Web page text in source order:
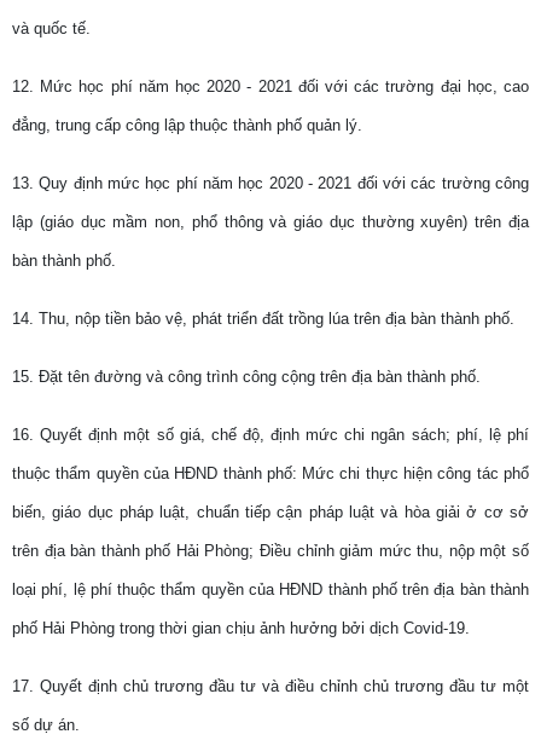
và quốc tế.
12. Mức học phí năm học 2020 - 2021 đối với các trường đại học, cao
đẳng, trung cấp công lập thuộc thành phố quản lý.
13. Quy định mức học phí năm học 2020 - 2021 đối với các trường công
lập (giáo dục mầm non, phổ thông và giáo dục thường xuyên) trên địa
bàn thành phố.
14. Thu, nộp tiền bảo vệ, phát triển đất trồng lúa trên địa bàn thành phố.
15. Đặt tên đường và công trình công cộng trên địa bàn thành phố.
16. Quyết định một số giá, chế độ, định mức chi ngân sách; phí, lệ phí
thuộc thẩm quyền của HĐND thành phố: Mức chi thực hiện công tác phổ
biến, giáo dục pháp luật, chuẩn tiếp cận pháp luật và hòa giải ở cơ sở
trên địa bàn thành phố Hải Phòng; Điều chỉnh giảm mức thu, nộp một số
loại phí, lệ phí thuộc thẩm quyền của HĐND thành phố trên địa bàn thành
phố Hải Phòng trong thời gian chịu ảnh hưởng bởi dịch Covid-19.
17. Quyết định chủ trương đầu tư và điều chỉnh chủ trương đầu tư một
số dự án.